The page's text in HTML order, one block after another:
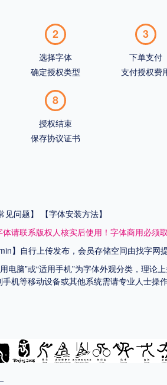
2
选择字体
确定授权类型
3
下单支付
支付授权费
8
授权结束
保存协议证书
见问题】
【字体安装方法】
请联系版权人核实后使用！字体商用必须
】自行上传发布，会员存储空间由找字网
电脑”或“适用手机”为字体外观分类，理论
机等移动设备或其他系统需请专业人士